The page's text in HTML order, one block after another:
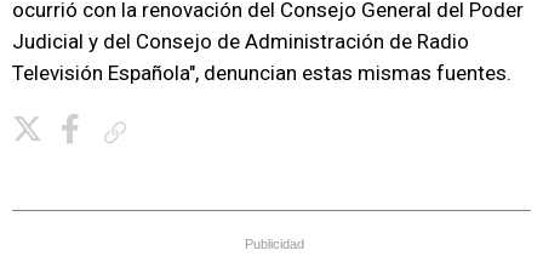
ocurrió con la renovación del Consejo General del Poder
Judicial y del Consejo de Administración de Radio
Televisión Española", denuncian estas mismas fuentes.
Publicidad